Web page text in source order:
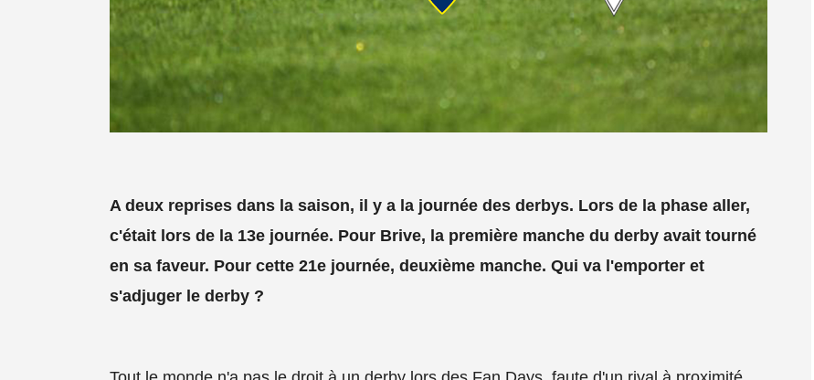
A deux reprises dans la saison, il y a la journée des derbys. Lors de la phase aller,
c'était lors de la 13e journée. Pour Brive, la première manche du derby avait tourné
en sa faveur. Pour cette 21e journée, deuxième manche. Qui va l'emporter et
s'adjuger le derby ?